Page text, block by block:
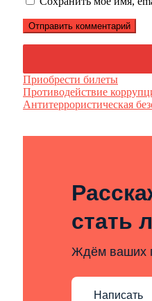
Приобрести билеты
Противодействие
Антитеррористическая
стать
Ждём ваших
Написать